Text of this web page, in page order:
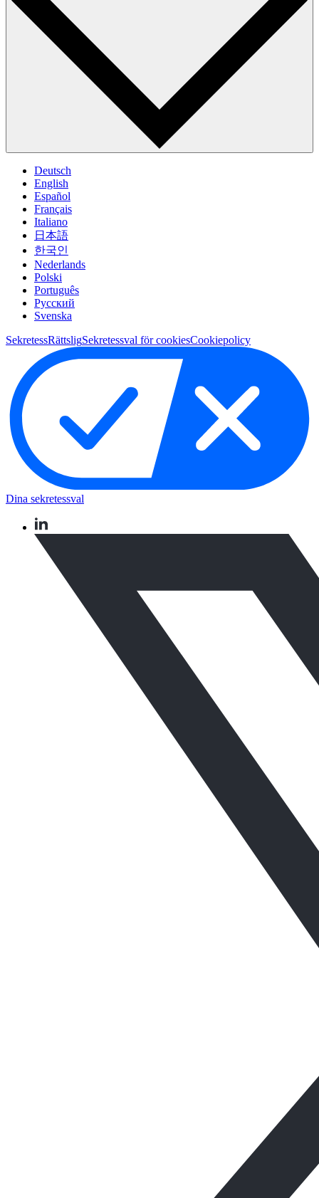
Deutsch
English
Español
Français
Italiano
日本語
한국인
Nederlands
Polski
Português
Pусский
Svenska
SekretessRättsligSekretessval för cookiesCookiepolicy
Dina sekretessval